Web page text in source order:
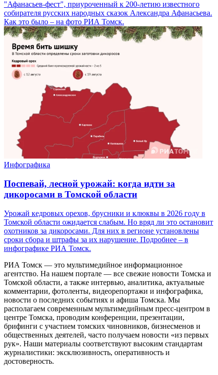
"Афанасьев-фест", приуроченный к 200-летию известного
собирателя русских народных сказок Александра Афанасьева.
Как это было – на фото РИА Томск.
Инфографика
Поспевай, лесной урожай: когда идти за
дикоросами в Томской области
Урожай кедровых орехов, брусники и клюквы в 2026 году в
Томской области ожидается слабым. Но вряд ли это остановит
охотников за дикоросами. Для них в регионе установлены
сроки сбора и штрафы за их нарушение. Подробнее – в
инфографике РИА Томск.
РИА Томск — это мультимедийное информационное
агентство. На нашем портале — все свежие новости Томска и
Томской области, а также интервью, аналитика, актуальные
комментарии, фотоленты, видеорепортажи и инфографика,
новости о последних событиях и афиша Томска. Мы
располагаем современным мультимедийным пресс-центром в
центре Томска, проводим конференции, презентации,
брифинги с участием томских чиновников, бизнесменов и
общественных деятелей, часто получаем новости «из первых
рук». Наши материалы соответствуют высоким стандартам
журналистики: эксклюзивность, оперативность и
достоверность.